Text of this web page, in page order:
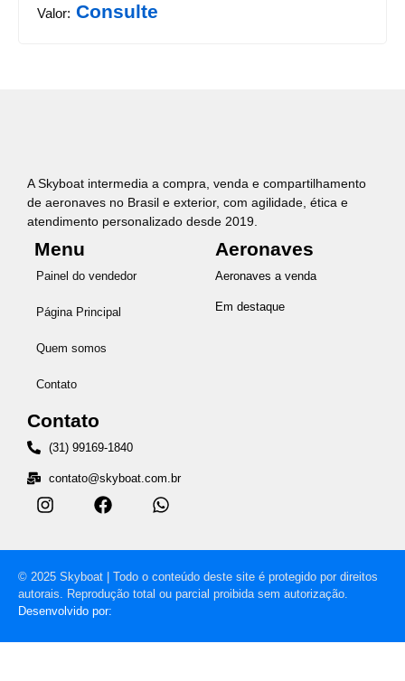
Valor: Consulte
A Skyboat intermedia a compra, venda e compartilhamento
de aeronaves no Brasil e exterior, com agilidade, ética e
atendimento personalizado desde 2019.
Menu
Painel do vendedor
Página Principal
Quem somos
Contato
Aeronaves
Aeronaves a venda
Em destaque
Contato
(31) 99169-1840
contato@skyboat.com.br
© 2025 Skyboat | Todo o conteúdo deste site é protegido por direitos
autorais. Reprodução total ou parcial proibida sem autorização.
Desenvolvido por: